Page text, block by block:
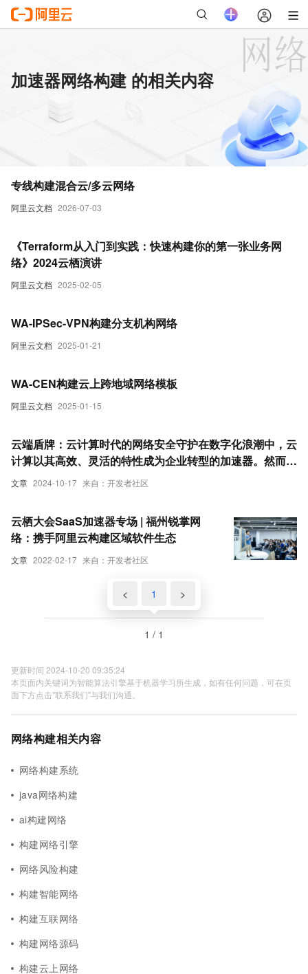
加速器网络构建 的相关内容
阿里云文档 2026-07-03
专线构建混合云/多云网络
阿里云文档 2025-02-05
《Terraform从入门到实践：快速构建你的第一张业务网
络》2024云栖演讲
阿里云文档 2025-01-21
WA-IPSec-VPN构建分支机构网络
阿里云文档 2025-01-15
WA-CEN构建云上跨地域网络模板
文章 2024-10-17 来自：开发者社区
云端盾牌：云计算时代的网络安全守护在数字化浪潮中，云
计算以其高效、灵活的特性成为企业转型的加速器。然而，
伴随其迅猛发展，网络安全问题亦如影随形，成为悬在每个
以期为企业构建一道坚实的云端防护网。
文章 2022-02-17 来自：开发者社区
云栖大会SaaS加速器专场 | 福州锐掌网
络：携手阿里云构建区域软件生态
< 1 >
1 / 1
更新时间 2024-10-20 09:35:24
本页面内关键词为智能算法引擎基于机器学习所生成，如有任何问题，可在页
面下方点击"联系我们"与我们沟通。
网络构建相关内容
网络构建系统
java网络构建
ai构建网络
构建网络引擎
网络风险构建
构建智能网络
构建互联网络
构建网络源码
构建云上网络